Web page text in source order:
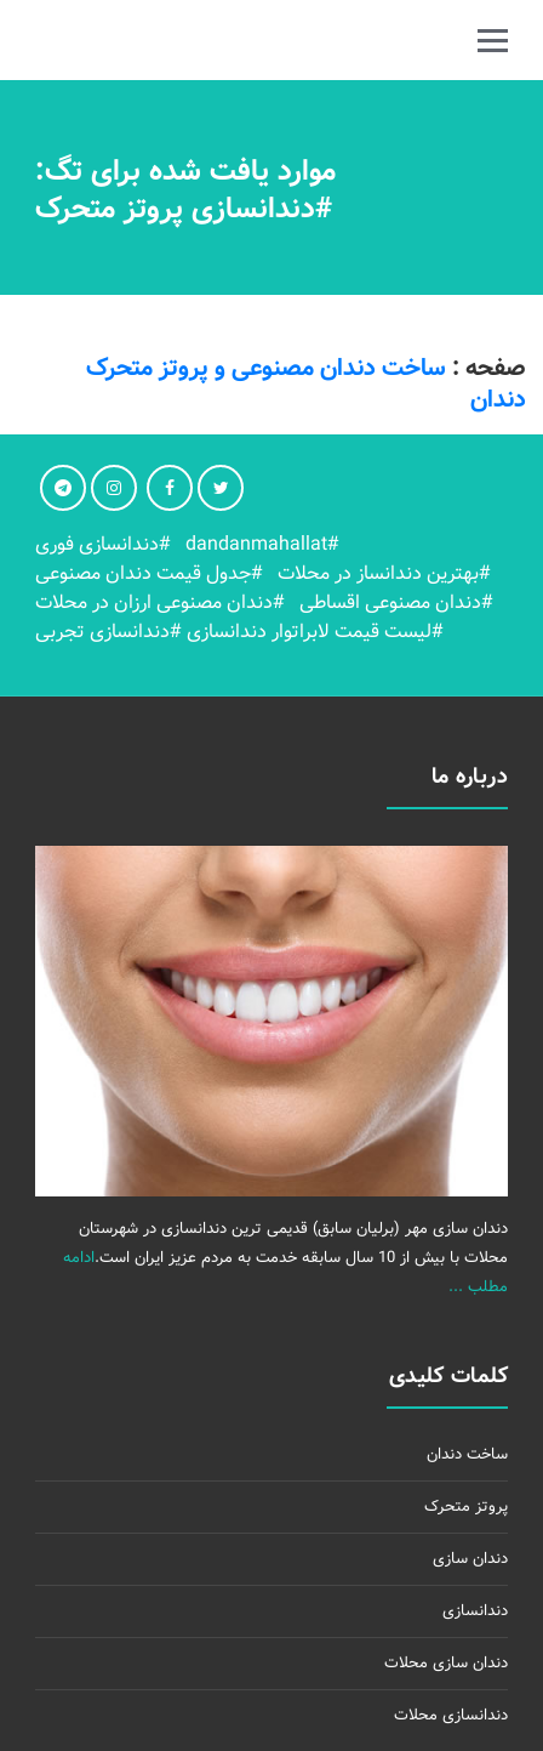
موارد یافت شده برای تگ:
#دندانسازی پروتز متحرک
صفحه : ساخت دندان مصنوعی و پروتز متحرک
دندان
#dandanmahallat
#دندانسازی فوری
#بهترين دندانساز در محلات #جدول قیمت دندان مصنوعی
#دندان مصنوعی اقساطی #دندان مصنوعی ارزان در محلات
#لیست قیمت لابراتوار دندانسازی#دندانسازی تجربی
درباره ما
دندان سازی مهر (برلیان سابق) قدیمی ترین دندانسازی در شهرستان
محلات با بیش از 10 سال سابقه خدمت به مردم عزیز ایران است.
ادامه
مطلب ...
کلمات کلیدی
ساخت دندان
پروتز متحرک
دندان سازی
دندانسازی
دندان سازی محلات
دندانسازی محلات